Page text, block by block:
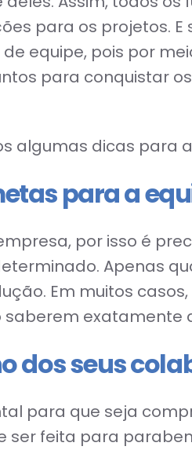
para os projetos.
equipe, pois por
para conquistar
algumas dicas para
para a
por isso é
Apenas
Em muitos
exatamente
dos seus
para que seja
feita para